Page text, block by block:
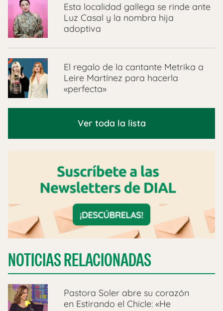
Esta localidad gallega se rinde ante
Luz Casal y la nombra hija
adoptiva
El regalo de la cantante Metrika a
Leire Martínez para hacerla
«perfecta»
Ver toda la lista
NOTICIAS RELACIONADAS
Pastora Soler abre su corazón
en Estirando el Chicle: «He